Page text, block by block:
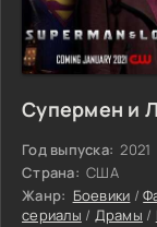
Супермен и
Год выпуска: 2021
Страна: США
Жанр: Боевики /
сериалы / Драмы /